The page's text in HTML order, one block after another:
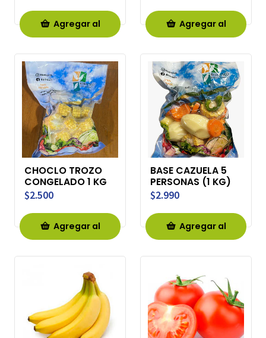
Agregar al
Carro
Agregar al
Carro
CHOCLO TROZO
CONGELADO 1 KG
$2.500
Agregar al
Carro
BASE CAZUELA 5
PERSONAS (1 KG)
$2.990
Agregar al
Carro